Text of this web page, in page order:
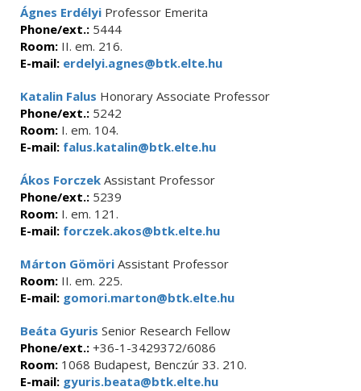
Ágnes Erdélyi Professor Emerita
Phone/ext.: 5444
Room: II. em. 216.
E-mail: erdelyi.agnes@btk.elte.hu
Katalin Falus Honorary Associate Professor
Phone/ext.: 5242
Room: I. em. 104.
E-mail: falus.katalin@btk.elte.hu
Ákos Forczek Assistant Professor
Phone/ext.: 5239
Room: I. em. 121.
E-mail: forczek.akos@btk.elte.hu
Márton Gömöri Assistant Professor
Room: II. em. 225.
E-mail: gomori.marton@btk.elte.hu
Beáta Gyuris Senior Research Fellow
Phone/ext.: +36-1-3429372/6086
Room: 1068 Budapest, Benczúr 33. 210.
E-mail: gyuris.beata@btk.elte.hu